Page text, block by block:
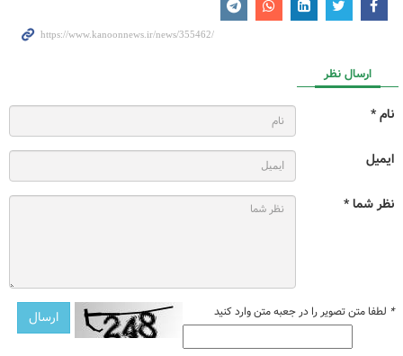
ارسال نظر
نام *
ایمیل
نظر شما *
* لطفا متن تصویر را در جعبه متن وارد کنید